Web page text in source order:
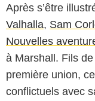
Après s’être
Valhalla, Sam
Nouvelles
à Marshall. Fils
première union,
conflictuels avec